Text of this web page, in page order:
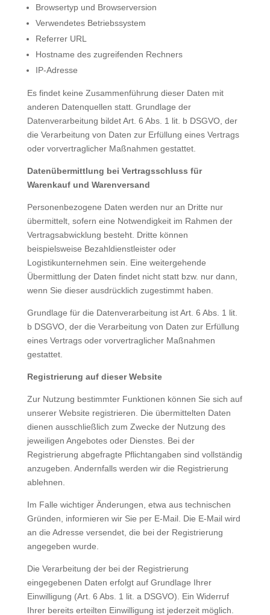
Browsertyp und Browserversion
Verwendetes Betriebssystem
Referrer URL
Hostname des zugreifenden Rechners
IP-Adresse
Es findet keine Zusammenführung dieser Daten mit
anderen Datenquellen statt. Grundlage der
Datenverarbeitung bildet Art. 6 Abs. 1 lit. b DSGVO, der
die Verarbeitung von Daten zur Erfüllung eines Vertrags
oder vorvertraglicher Maßnahmen gestattet.
Datenübermittlung bei Vertragsschluss für
Warenkauf und Warenversand
Personenbezogene Daten werden nur an Dritte nur
übermittelt, sofern eine Notwendigkeit im Rahmen der
Vertragsabwicklung besteht. Dritte können
beispielsweise Bezahldienstleister oder
Logistikunternehmen sein. Eine weitergehende
Übermittlung der Daten findet nicht statt bzw. nur dann,
wenn Sie dieser ausdrücklich zugestimmt haben.
Grundlage für die Datenverarbeitung ist Art. 6 Abs. 1 lit.
b DSGVO, der die Verarbeitung von Daten zur Erfüllung
eines Vertrags oder vorvertraglicher Maßnahmen
gestattet.
Registrierung auf dieser Website
Zur Nutzung bestimmter Funktionen können Sie sich auf
unserer Website registrieren. Die übermittelten Daten
dienen ausschließlich zum Zwecke der Nutzung des
jeweiligen Angebotes oder Dienstes. Bei der
Registrierung abgefragte Pflichtangaben sind vollständig
anzugeben. Andernfalls werden wir die Registrierung
ablehnen.
Im Falle wichtiger Änderungen, etwa aus technischen
Gründen, informieren wir Sie per E-Mail. Die E-Mail wird
an die Adresse versendet, die bei der Registrierung
angegeben wurde.
Die Verarbeitung der bei der Registrierung
eingegebenen Daten erfolgt auf Grundlage Ihrer
Einwilligung (Art. 6 Abs. 1 lit. a DSGVO). Ein Widerruf
Ihrer bereits erteilten Einwilligung ist jederzeit möglich.